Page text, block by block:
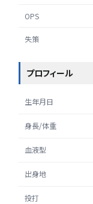
OPS
失策
プロフィール
生年月日
身長/体重
血液型
出身地
投打